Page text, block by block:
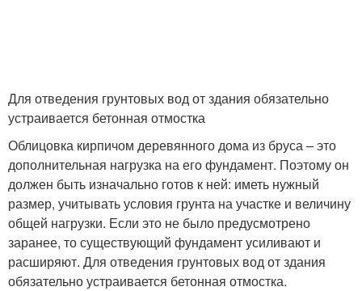
Для отведения грунтовых вод от здания обязательно
устраивается бетонная отмостка
Облицовка кирпичом деревянного дома из бруса – это
дополнительная нагрузка на его фундамент. Поэтому он
должен быть изначально готов к ней: иметь нужный
размер, учитывать условия грунта на участке и величину
общей нагрузки. Если это не было предусмотрено
заранее, то существующий фундамент усиливают и
расширяют. Для отведения грунтовых вод от здания
обязательно устраивается бетонная отмостка.